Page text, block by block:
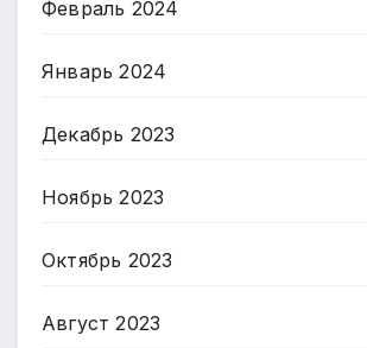
Февраль 2024
Январь 2024
Декабрь 2023
Ноябрь 2023
Октябрь 2023
Август 2023